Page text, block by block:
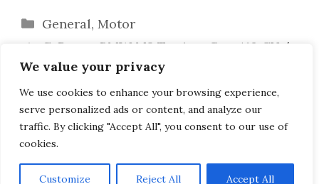
We value your privacy
We use cookies to enhance your browsing experience,
serve personalized ads or content, and analyze our
traffic. By clicking "Accept All", you consent to our use of
cookies.
Customize Reject All Accept All
Categorías
General, Motor
G-Power BMW M2 Tuning: Con 410 CV de
0 a 200 en 14,5 s
BMW M4 DTM Champion Edition 2016:
Selección de clientes extremos